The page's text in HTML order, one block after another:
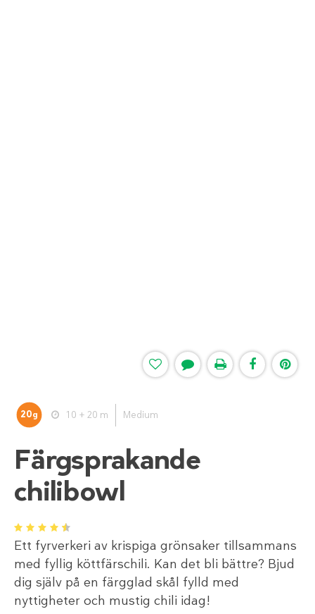
20g 10 + 20 m Medium
Färgsprakande
chilibowl
1 2 3 4 5
Ett fyrverkeri av krispiga grönsaker tillsammans
med fyllig köttfärschili. Kan det bli bättre? Bjud
dig själv på en färgglad skål fylld med
nyttigheter och mustig chili idag!